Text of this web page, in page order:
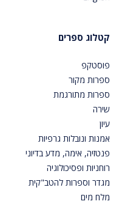
קטלוג ספרים
פוסטקפ
ספרות מקור
ספרות מתורגמת
שירה
עיון
אמנות ונובלות גרפיות
פנטזיה, אימה, מדע בדיוני
רוחניות ופסיכולוגיה
מגדר וספרות להטב"קית
מלח מים